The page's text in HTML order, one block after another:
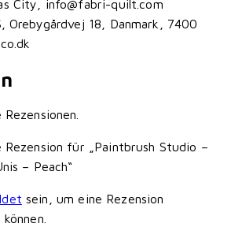
City, info@fabri-quilt.com
Orebygårdvej 18, Danmark, 7400
für „Paintbrush Studio –
– Peach“
sein, um eine Rezension